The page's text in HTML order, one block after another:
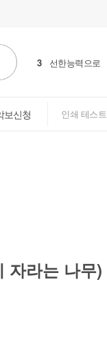
3 선한능력으로
보신청 인쇄 테스트
자라는 나무)